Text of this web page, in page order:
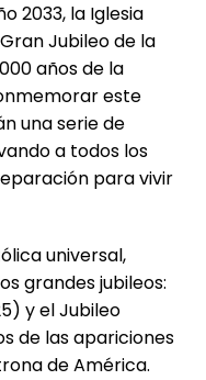
2033, la Iglesia
Jubileo de la
años de la
este
una serie de
a todos los
para vivir
universal,
grandes jubileos:
y el Jubileo
de las apariciones
de América.